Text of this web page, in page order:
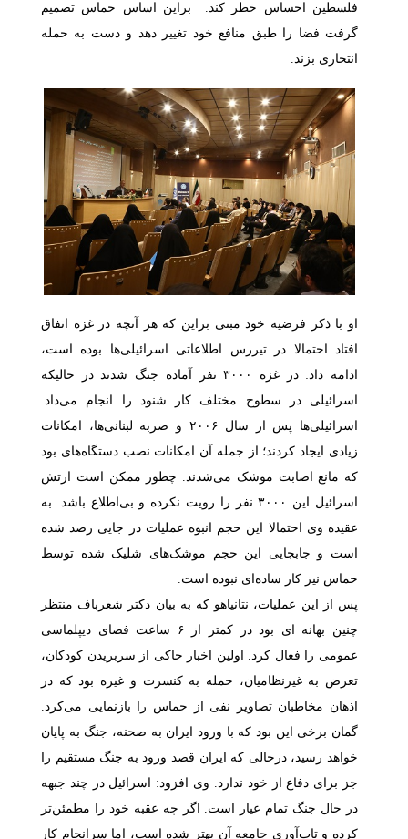
فلسطین احساس خطر کند. براین اساس حماس تصمیم
گرفت فضا را طبق منافع خود تغییر دهد و دست به حمله
انتحاری بزند.
او با ذکر فرضیه خود مبنی براین که هر آنچه در غزه اتفاق
افتاد احتمالا در تیررس اطلاعاتی اسرائیلی‌ها بوده است،
ادامه داد: در غزه۳۰۰۰ نفر آماده جنگشدند در حالیکه
اسرائیلی در سطوح مختلف کار شنود را انجام می‌داد.
اسرائیلی‌ها پس از سال۲۰۰۶
و ضربه لبنانی‌ها، امکانات
زیادی ایجاد کردند؛ از جمله آن امکانات نصب دستگاه‌های بود
که مانع اصابت موشک می‌شدند. چطور ممکن است ارتش
اسرائیل این۳۰۰۰ نفر را رویت نکرده و بی‌اطلاع باشد. به
عقیده وی احتمالا این حجم انبوه عملیات در جایی رصد شده
است و جابجایی این حجم موشک‌های شلیک شده توسط
حماس نیز کار ساده‌ای نبوده است.
پس از این عملیات، نتانیاهو که به بیان دکتر شعرباف منتظر
چنین بهانه ای بود در کمتر از
ساعت فضای دیپلماسی
عمومی را فعال کرد. اولین اخبار حاکی از سربریدن کودکان،
تعرض به غیرنظامیان، حمله به کنسرت و غیره بود که در
اذهان مخاطبان تصاویر نفی از حماس را بازنمایی می‌کرد.
گمان برخی این بود که با ورود ایران به صحنه، جنگ به پایان
خواهد رسید، درحالی که ایران قصد ورود به جنگ مستقیم را
جز برای دفاع از خود ندارد. وی افزود: اسرائیل در چند جبهه
در حال جنگ تمام عیار است. اگر چه عقبه خود را مطمئن‌تر
کرده و تابآوری جامعه آن بهتر شده است، اما سرانجام کار